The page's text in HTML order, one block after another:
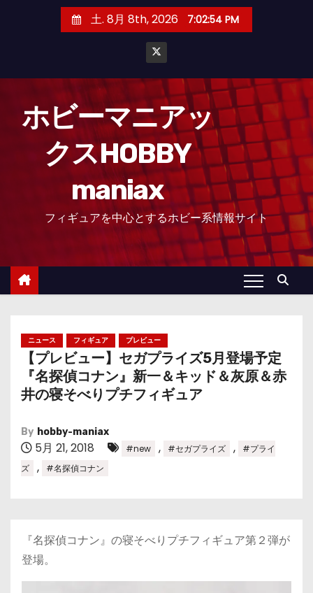
土. 8月 8th, 2026 7:02:54 PM
ホビーマニアッ
クスHOBBY
maniax
フィギュアを中心とするホビー系情報サイト
ニュース フィギュア プレビュー
【プレビュー】セガプライズ5月登場予定
『名探偵コナン』新一＆キッド＆灰原＆赤
井の寝そべりプチフィギュア
By hobby-maniax
5月 21, 2018 #new , #セガプライズ ,
#プライ
ズ
, #名探偵コナン
『名探偵コナン』の寝そべりプチフィギュア第２弾が
登場。